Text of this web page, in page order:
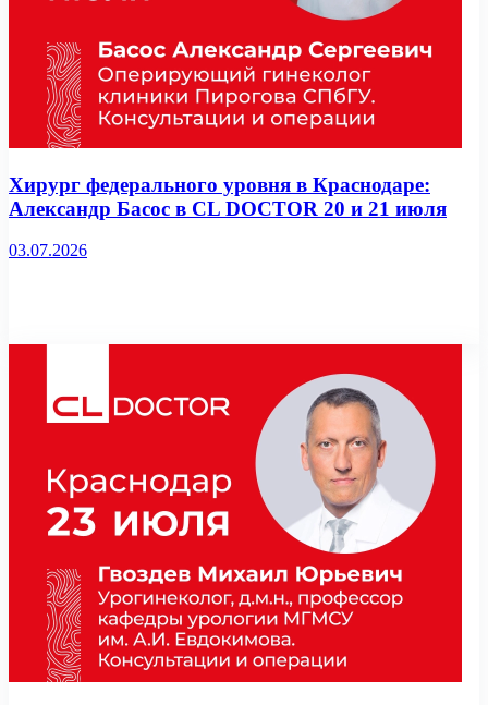
Хирург федерального уровня в Краснодаре:
Александр Басос в CL DOCTOR 20 и 21 июля
03.07.2026